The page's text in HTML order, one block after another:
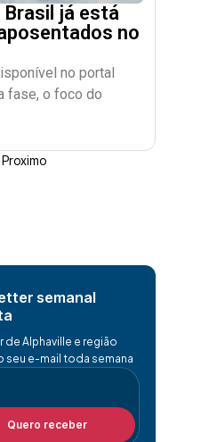
Brasil já está
no
no portal
fase, o foco do
Proximo
semanal
de Alphaville e região
seu e-mail toda semana
Quero receber